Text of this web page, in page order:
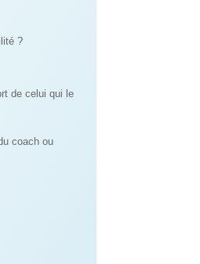
?
de celui qui le
coach ou